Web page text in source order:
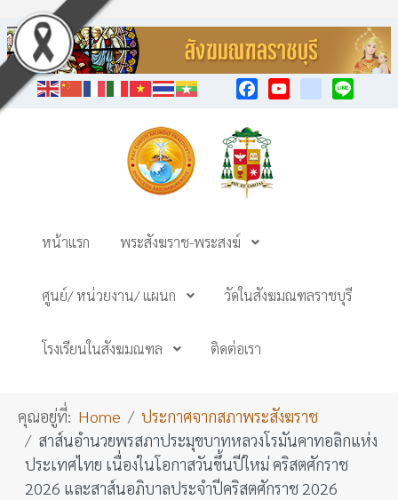
หน้าแรก พระสังฆราช-พระสงฆ์
ศูนย์/ หน่วยงาน/ แผนก วัดในสังฆมณฑลราชบุรี
โรงเรียนในสังฆมณฑล ติดต่อเรา
คุณอยู่ที่: Home
ประกาศจากสภาพระสังฆราช
สาส์นอำนวยพรสภาประมุขบาทหลวงโรมันคาทอลิกแห่ง
ประเทศไทย เนื่องในโอกาสวันขึ้นปีใหม่ คริสตศักราช
2026 และสาส์นอภิบาลประจำปีคริสตศักราช 2026